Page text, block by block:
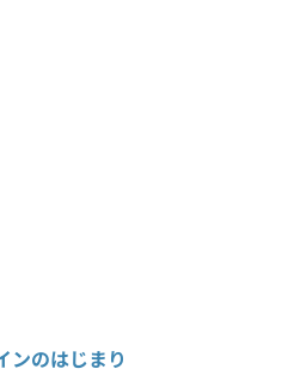
ンのはじまり